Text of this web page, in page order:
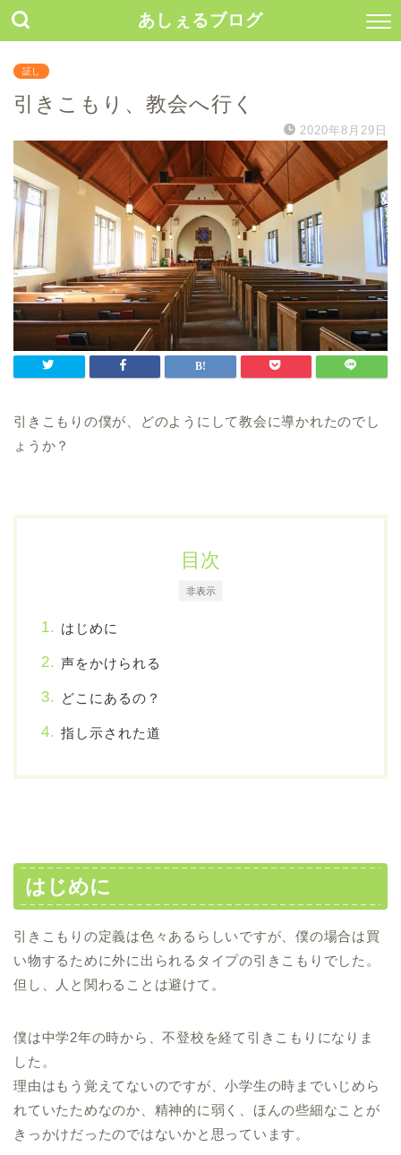
あしぇるブログ
証し
引きこもり、教会へ行く
2020年8月29日
引きこもりの僕が、どのようにして教会に導かれたのでし
ょうか？
非表示
目次
はじめに
声をかけられる
どこにあるの？
指し示された道
はじめに
引きこもりの定義は色々あるらしいですが、僕の場合は買
い物するために外に出られるタイプの引きこもりでした。
但し、人と関わることは避けて。
僕は中学2年の時から、不登校を経て引きこもりになりま
した。
理由はもう覚えてないのですが、小学生の時までいじめら
れていたためなのか、精神的に弱く、ほんの些細なことが
きっかけだったのではないかと思っています。